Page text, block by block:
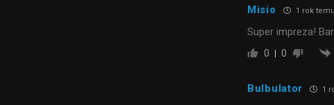
Misio 1 rok temu
Super impreza!
0 0
Bulbulator 1